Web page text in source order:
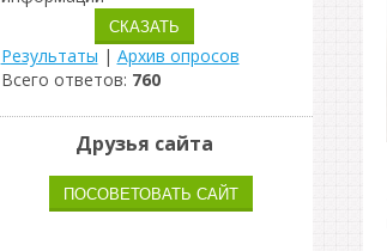
Результаты | Архив опросов
Всего ответов: 760
Друзья сайта